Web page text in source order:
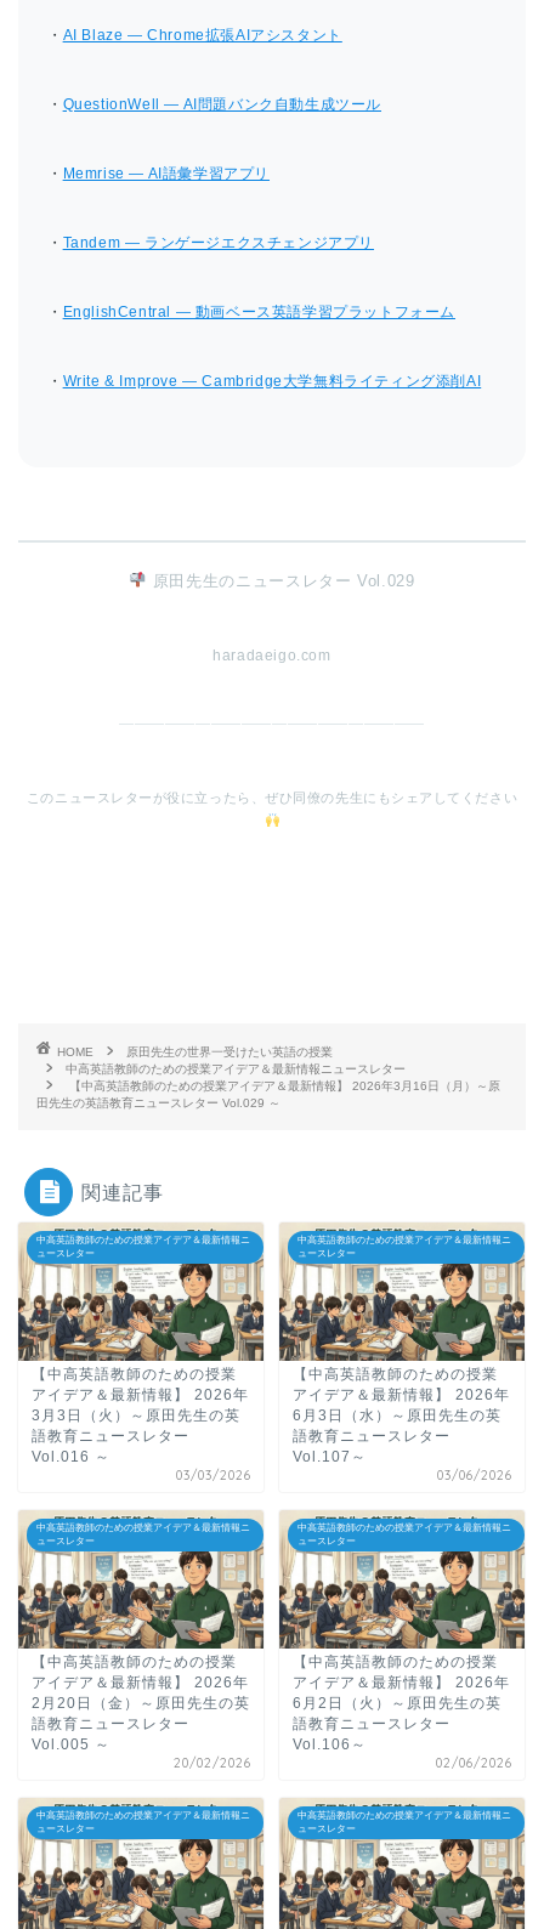
・ AI Blaze — Chrome拡張AIアシスタント
・ QuestionWell — AI問題バンク自動生成ツール
・ Memrise — AI語彙学習アプリ
・ Tandem — ランゲージエクスチェンジアプリ
・ EnglishCentral — 動画ベース英語学習プラットフォーム
・ Write & Improve — Cambridge大学無料ライティング添削AI
原田先生のニュースレター Vol.029
haradaeigo.com
━━━━━━━━━━━━━━━━━━━━
このニュースレターが役に立ったら、ぜひ同僚の先生にもシェアしてください
HOME
原田先生の世界一受けたい英語の授業
中高英語教師のための授業アイデア＆最新情報ニュースレター
【中高英語教師のための授業アイデア＆最新情報】 2026年3月16日（月）～原
田先生の英語教育ニュースレター Vol.029 ～
関連記事
中高英語教師のための授業アイデア＆最新情報ニ
ュースレター
【中高英語教師のための授業
アイデア＆最新情報】 2026年
3月3日（火）～原田先生の英
語教育ニュースレター
Vol.016 ～
03/03/2026
中高英語教師のための授業アイデア＆最新情報ニ
ュースレター
【中高英語教師のための授業
アイデア＆最新情報】 2026年
6月3日（水）～原田先生の英
語教育ニュースレター
Vol.107～
03/06/2026
中高英語教師のための授業アイデア＆最新情報ニ
ュースレター
【中高英語教師のための授業
アイデア＆最新情報】 2026年
2月20日（金）～原田先生の英
語教育ニュースレター
Vol.005 ～
20/02/2026
中高英語教師のための授業アイデア＆最新情報ニ
ュースレター
【中高英語教師のための授業
アイデア＆最新情報】 2026年
6月2日（火）～原田先生の英
語教育ニュースレター
Vol.106～
02/06/2026
中高英語教師のための授業アイデア＆最新情報ニ
ュースレター
中高英語教師のための授業アイデア＆最新情報ニ
ュースレター